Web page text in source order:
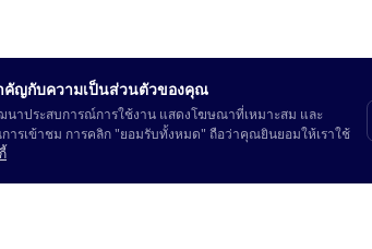
คัญกับความเป็นส่วนตัวของคุณ
นาประสบการณ์การใช้งาน แสดงโฆษณาที่เหมาะสม และ
ารเข้าชม การคลิก "ยอมรับทั้งหมด" ถือว่าคุณยินยอมให้เราใช้